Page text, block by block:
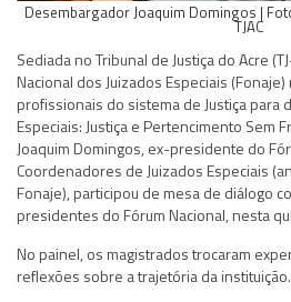
Desembargador Joaquim Domingos |
TJAC
Sediada no Tribunal de Justiça do Acre
Nacional dos Juizados Especiais
profissionais do sistema de Justiça para
Especiais: Justiça e Pertencimento Sem
Joaquim Domingos, ex-presidente do
Coordenadores de Juizados Especiais
Fonaje), participou de mesa de diálogo
presidentes do Fórum Nacional, nesta
No painel, os magistrados trocaram
reflexões sobre a trajetória da instituição.